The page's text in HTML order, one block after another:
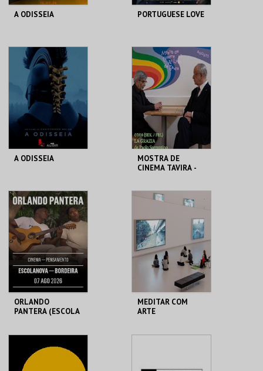
A ODISSEIA
CASA DO CINEMA
DE COIMBRA
MAIS INFO
COMPRAR
PORTUGUESE LOVE
CINETEATRO
ANADIA
MAIS INFO
COMPRAR
A ODISSEIA
AUD. MUN. PESO DA
RÉGUA
MAIS INFO
COMPRAR
MOSTRA DE
CINEMA TAVIRA -
CLAUSTROS
CONVENTO CARMO
MAIS INFO
COMPRAR
ORLANDO
PANTERA (ESCOLA
BORDEIRA
MEDITAR COM
ARTE